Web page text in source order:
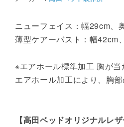
ニューフェイス：幅29cm、
薄型ケアーバスト：幅42cm
※エアホール標準加工 胸が当
エアホール加工により、胸部
【高田ベッドオリジナルレザ